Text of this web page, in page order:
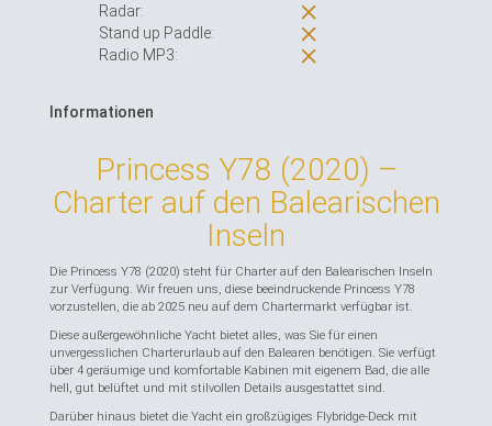
Radar:
Stand up Paddle:
Radio MP3:
Informationen
Princess Y78 (2020) –
Charter auf den Balearischen
Inseln
Die Princess Y78 (2020) steht für Charter auf den Balearischen Inseln
zur Verfügung. Wir freuen uns, diese beeindruckende Princess Y78
vorzustellen, die ab 2025 neu auf dem Chartermarkt verfügbar ist.
Diese außergewöhnliche Yacht bietet alles, was Sie für einen
unvergesslichen Charterurlaub auf den Balearen benötigen. Sie verfügt
über 4 geräumige und komfortable Kabinen mit eigenem Bad, die alle
hell, gut belüftet und mit stilvollen Details ausgestattet sind.
Darüber hinaus bietet die Yacht ein großzügiges Flybridge-Deck mit